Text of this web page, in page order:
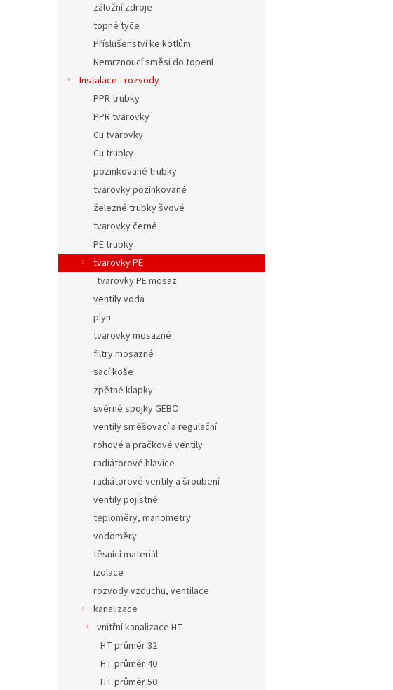
záložní zdroje
topné tyče
Příslušenství ke kotlům
Nemrznoucí směsi do topení
Instalace - rozvody
PPR trubky
PPR tvarovky
Cu tvarovky
Cu trubky
pozinkované trubky
tvarovky pozinkované
železné trubky švové
tvarovky černé
PE trubky
tvarovky PE
tvarovky PE mosaz
ventily voda
plyn
tvarovky mosazné
filtry mosazné
sací koše
zpětné klapky
svěrné spojky GEBO
ventily směšovací a regulační
rohové a pračkové ventily
radiátorové hlavice
radiátorové ventily a šroubení
ventily pojistné
teploměry, manometry
vodoměry
těsnící materiál
izolace
rozvody vzduchu, ventilace
kanalizace
vnitřní kanalizace HT
HT průměr 32
HT průměr 40
HT průměr 50